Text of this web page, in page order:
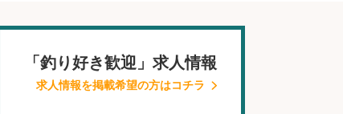
「釣り好き歓迎」求人情報
求人情報を掲載希望の方はコチラ